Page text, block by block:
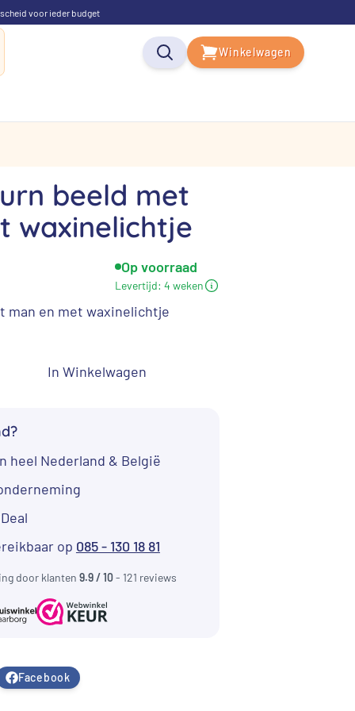
voor ieder budget
Winkelwagen
beeld met
waxinelichtje
Op voorraad
Levertijd: 4 weken
man en met waxinelichtje
In Winkelwagen
heel Nederland & België
op 085 - 130 18 81
door klanten 9.9 / 10- 121 reviews
Facebook